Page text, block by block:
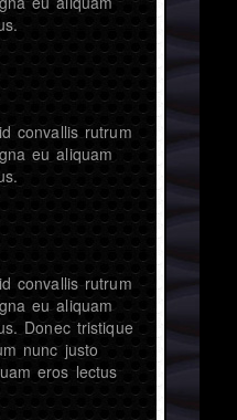
convallis rutrum
eu aliquam
convallis rutrum
eu aliquam
Donec tristique
nunc justo
eros lectus